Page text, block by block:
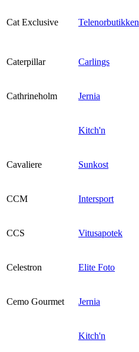
Cat Exclusive Telenorbutikken
Caterpillar Carlings
Cathrineholm Jernia
Kitch'n
Cavaliere Sunkost
CCM Intersport
CCS Vitusapotek
Celestron Elite Foto
Cemo Gourmet Jernia
Kitch'n